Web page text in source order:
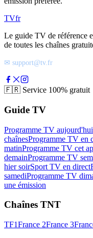
TVfr
Le guide TV de référence
de toutes les chaînes
✉ support@tv.fr
🇫🇷 Service 100% gratuit
Guide TV
Programme TV aujourd'hui
chaînesProgramme TV en
matinProgramme TV cet
demainProgramme TV
hier soirSport TV en direct
samediProgramme TV
une émission
Chaînes TNT
TF1France 2France 3